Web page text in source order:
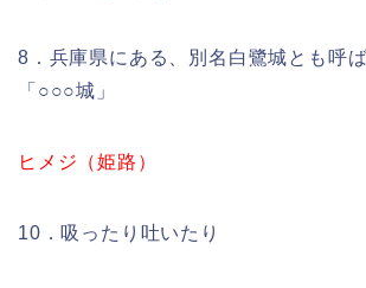
8．兵庫県にある、別名白鷺城とも呼
「○○○城」
ヒメジ（姫路）
10．吸ったり吐いたり